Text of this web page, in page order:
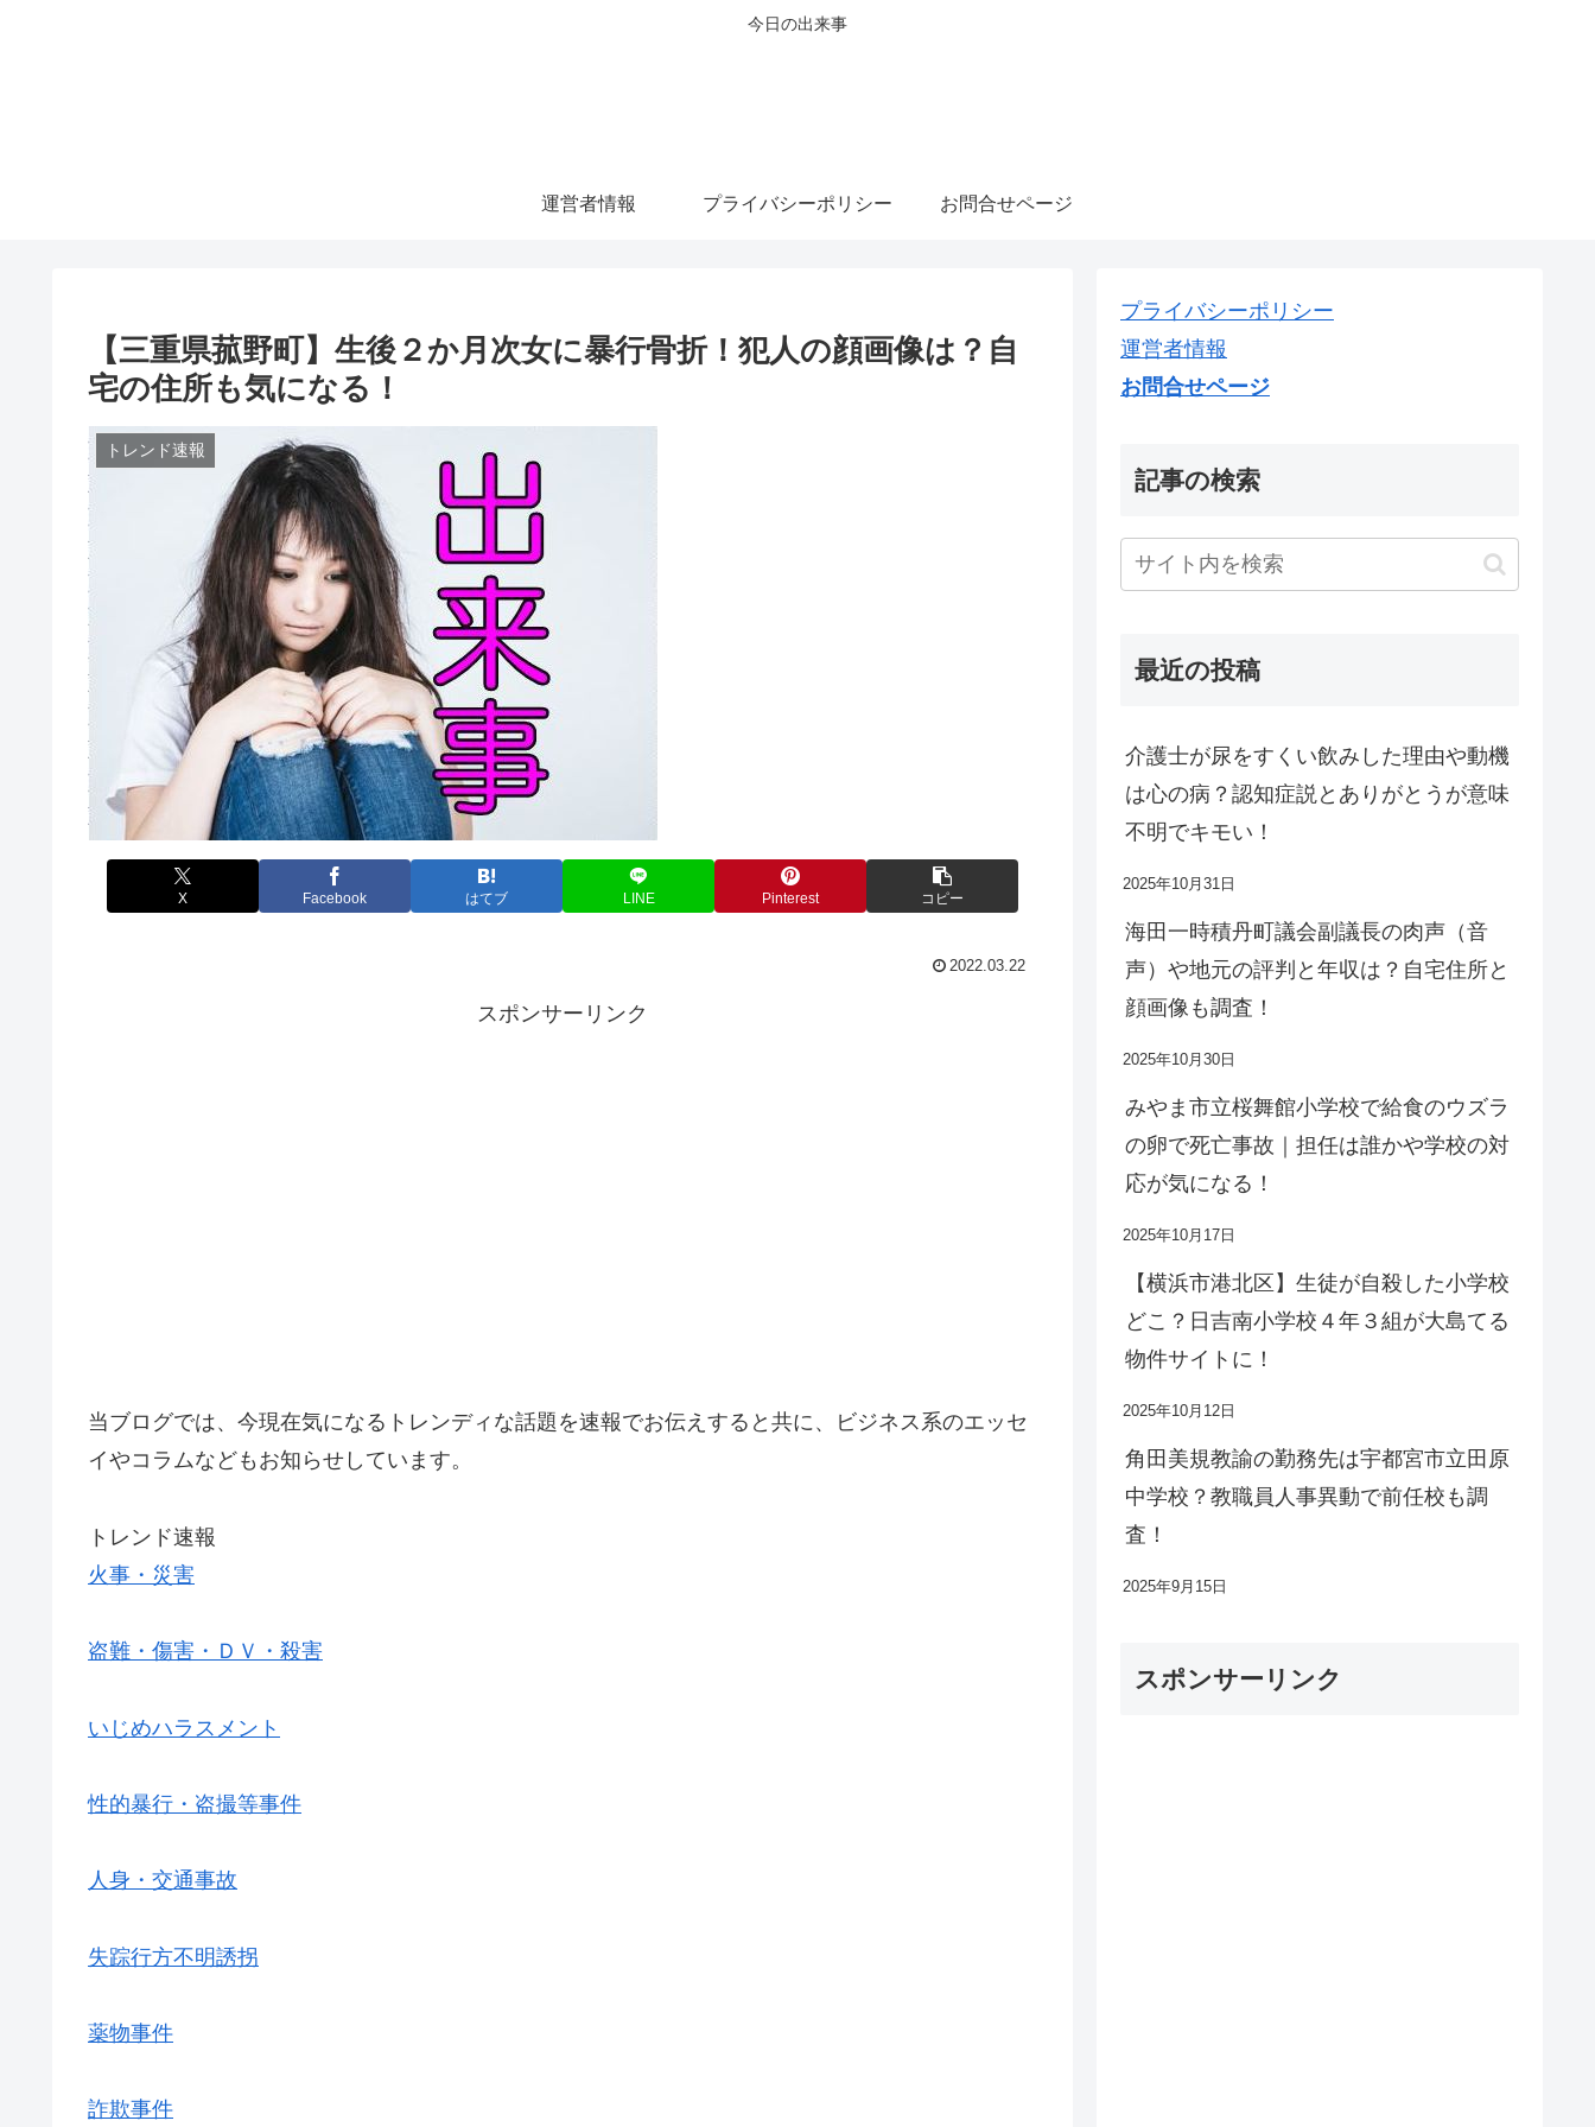
今日の出来事
運営者情報 プライバシーポリシー お問合せページ
【三重県菰野町】生後２か月次女に暴行骨折！犯人の顔画像は？自
宅の住所も気になる！
トレンド速報
X Facebook はてブ LINE Pinterest コピー
2022.03.22
スポンサーリンク
当ブログでは、今現在気になるトレンディな話題を速報でお伝えすると共に、ビジネス系のエッセ
イやコラムなどもお知らせしています。
トレンド速報
火事・災害
盗難・傷害・ＤＶ・殺害
いじめハラスメント
性的暴行・盗撮等事件
人身・交通事故
失踪行方不明誘拐
薬物事件
詐欺事件
プライバシーポリシー
運営者情報
お問合せページ
記事の検索
最近の投稿
介護士が尿をすくい飲みした理由や動機
は心の病？認知症説とありがとうが意味
不明でキモい！
2025年10月31日
海田一時積丹町議会副議長の肉声（音
声）や地元の評判と年収は？自宅住所と
顔画像も調査！
2025年10月30日
みやま市立桜舞館小学校で給食のウズラ
の卵で死亡事故｜担任は誰かや学校の対
応が気になる！
2025年10月17日
【横浜市港北区】生徒が自殺した小学校
どこ？日吉南小学校４年３組が大島てる
物件サイトに！
2025年10月12日
角田美規教諭の勤務先は宇都宮市立田原
中学校？教職員人事異動で前任校も調
査！
2025年9月15日
スポンサーリンク